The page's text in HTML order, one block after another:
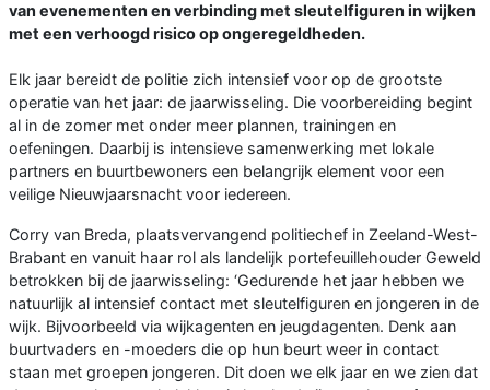
van evenementen en verbinding met sleutelfiguren in wijken
met een verhoogd risico op ongeregeldheden.
Elk jaar bereidt de politie zich intensief voor op de grootste
operatie van het jaar: de jaarwisseling. Die voorbereiding begint
al in de zomer met onder meer plannen, trainingen en
oefeningen. Daarbij is intensieve samenwerking met lokale
partners en buurtbewoners een belangrijk element voor een
veilige Nieuwjaarsnacht voor iedereen.
Corry van Breda, plaatsvervangend politiechef in Zeeland-West-
Brabant en vanuit haar rol als landelijk portefeuillehouder Geweld
betrokken bij de jaarwisseling: ‘Gedurende het jaar hebben we
natuurlijk al intensief contact met sleutelfiguren en jongeren in de
wijk. Bijvoorbeeld via wijkagenten en jeugdagenten. Denk aan
buurtvaders en -moeders die op hun beurt weer in contact
staan met groepen jongeren. Dit doen we elk jaar en we zien dat